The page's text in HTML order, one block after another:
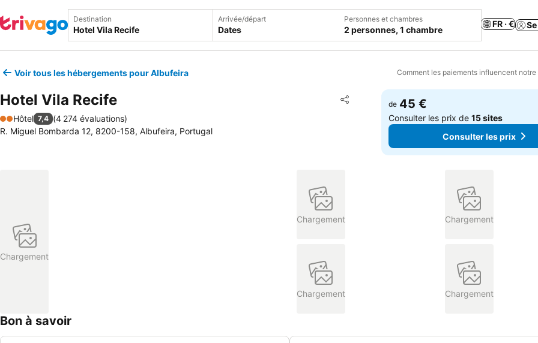
Destination Arrivée/départ
Dates
Personnes et chambres
2 personnes, 1 chambre
FR · €
Voir tous les hébergements pour Albufeira Comment les paiements influencent
Hotel Vila Recife Partager
Ajouter à mes favoris
2 Étoiles
Hôtel 7,4 (4 274 évaluations)
R. Miguel Bombarda 12, 8200-158, Albufeira, Portugal
de 45 €
Consulter les prix de15 sites
Consulter les prix
Chargement
Chargement Chargement
Chargement Chargement
Bon à savoir